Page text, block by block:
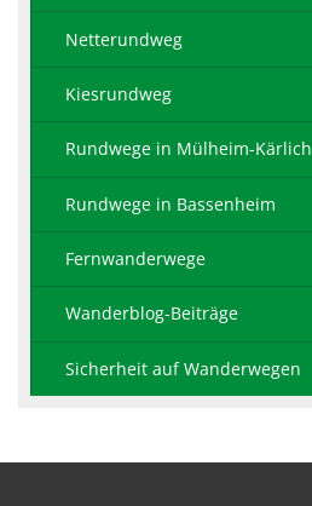
Netterundweg
Kiesrundweg
Rundwege in Mülheim-Kärlich
Rundwege in Bassenheim
Fernwanderwege
Wanderblog-Beiträge
Sicherheit auf Wanderwegen